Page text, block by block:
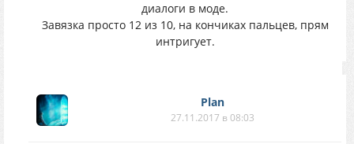
диалоги в моде.
Завязка просто 12 из 10, на кончиках пальцев, прям
интригует.
Plan
27.11.2017 в 08:03